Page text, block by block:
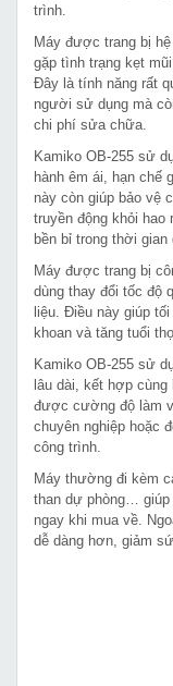
trình.
Máy được trang bị
gặp tình trạng kẹt
Đây là tính năng rất
người sử dụng mà
chi phí sửa chữa.
Kamiko OB-255 sử
hành êm ái, hạn chế
này còn giúp bảo vệ
truyền động khỏi hao
bền bỉ trong thời
Máy được trang bị
dùng thay đổi tốc độ
liệu. Điều này giúp
khoan và tăng tuổi
Kamiko OB-255 sử
lâu dài, kết hợp
được cường độ làm
chuyên nghiệp hoặc
công trình.
Máy thường đi kèm
than dự phòng… giúp
ngay khi mua về.
dễ dàng hơn, giảm